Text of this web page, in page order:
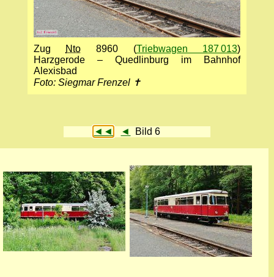
Zug Nto 8960 (Triebwagen 187 013)
Harzgerode – Quedlinburg im Bahnhof
Alexisbad
Foto: Siegmar Frenzel ✝
◄◄ ◄ Bild 6